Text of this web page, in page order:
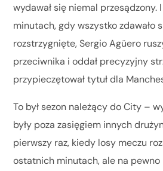
wydawał się niemal
minutach, gdy wszystko zdawało
rozstrzygnięte, Sergio Agüero
przeciwnika i oddał precyzyjny
przypieczętował tytuł dla
To był sezon należący do City –
były poza zasięgiem innych
pierwszy raz, kiedy losy meczu
ostatnich minutach, ale na pewno